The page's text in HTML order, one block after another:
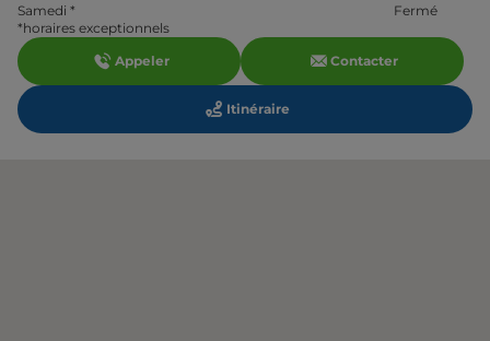
Samedi *
Fermé
*horaires exceptionnels
Appeler
Contacter
Itinéraire